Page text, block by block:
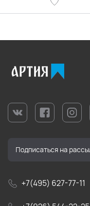
+7(495) 627-77-11